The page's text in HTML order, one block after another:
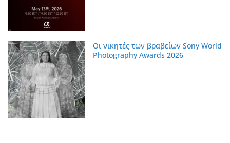
Οι νικητές των βραβείων Sony World
Photography Awards 2026